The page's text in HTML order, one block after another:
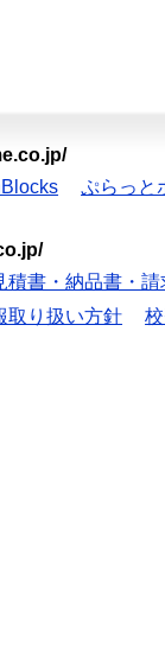
ぷらっと
積書・納品書・
取り扱い方針